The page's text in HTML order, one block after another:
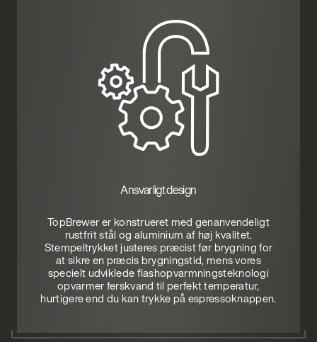
Ansvarligt design
TopBrewer er konstrueret med genanvendeligt
rustfrit stål og aluminium af høj kvalitet.
Stempeltrykket justeres præcist før brygning for
at sikre en præcis brygningstid, mens vores
specielt udviklede flashopvarmningsteknologi
opvarmer ferskvand til perfekt temperatur,
hurtigere end du kan trykke på espressoknappen.